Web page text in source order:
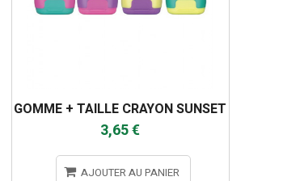
GOMME + TAILLE CRAYON SUNSET
3,65 €
AJOUTER AU PANIER